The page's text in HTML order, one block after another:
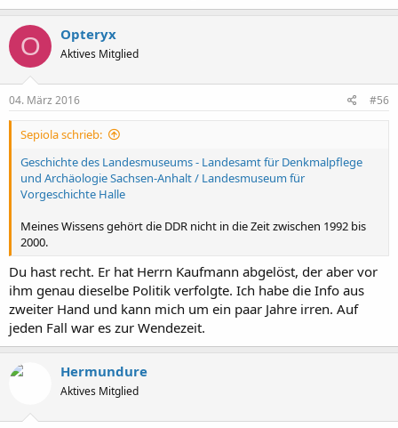
O Opteryx
Aktives Mitglied
04. März 2016 #56
Sepiola schrieb:
Geschichte des Landesmuseums - Landesamt für Denkmalpflege
und Archäologie Sachsen-Anhalt / Landesmuseum für
Vorgeschichte Halle
Meines Wissens gehört die DDR nicht in die Zeit zwischen 1992 bis
2000.
Du hast recht. Er hat Herrn Kaufmann abgelöst, der aber vor
ihm genau dieselbe Politik verfolgte. Ich habe die Info aus
zweiter Hand und kann mich um ein paar Jahre irren. Auf
jeden Fall war es zur Wendezeit.
Hermundure
Aktives Mitglied